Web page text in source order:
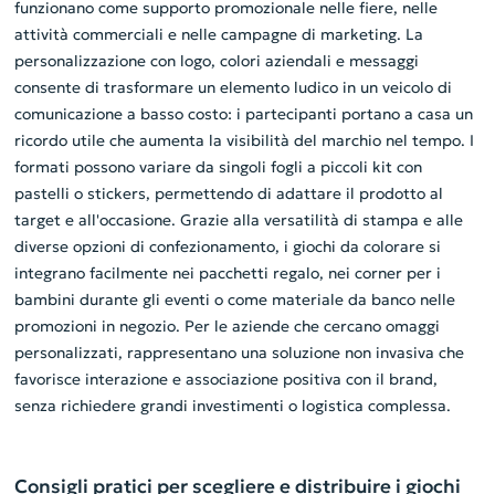
funzionano come supporto promozionale nelle fiere, nelle
attività commerciali e nelle campagne di marketing. La
personalizzazione con logo, colori aziendali e messaggi
consente di trasformare un elemento ludico in un veicolo di
comunicazione a basso costo: i partecipanti portano a casa un
ricordo utile che aumenta la visibilità del marchio nel tempo. I
formati possono variare da singoli fogli a piccoli kit con
pastelli o stickers, permettendo di adattare il prodotto al
target e all'occasione. Grazie alla versatilità di stampa e alle
diverse opzioni di confezionamento, i giochi da colorare si
integrano facilmente nei pacchetti regalo, nei corner per i
bambini durante gli eventi o come materiale da banco nelle
promozioni in negozio. Per le aziende che cercano omaggi
personalizzati, rappresentano una soluzione non invasiva che
favorisce interazione e associazione positiva con il brand,
senza richiedere grandi investimenti o logistica complessa.
Consigli pratici per scegliere e distribuire i giochi